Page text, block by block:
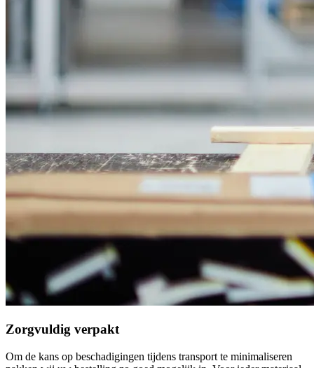
Zorgvuldig verpakt
Om de kans op beschadigingen tijdens transport te minimaliseren